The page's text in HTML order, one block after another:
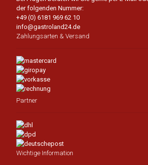
der folgenden Nummer:
+49 (0) 6181 969 62 10
info@gastroland24.de
Zahlungsarten & Versand
Partner
Wichtige Information